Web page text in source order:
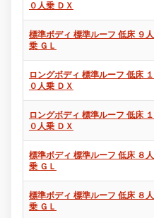
０人乗 ＤＸ
標準ボディ 標準ルーフ 低床 ９人
乗 ＧＬ
ロングボディ 標準ルーフ 低床 １
０人乗 ＤＸ
ロングボディ 標準ルーフ 低床 １
０人乗 ＤＸ
標準ボディ 標準ルーフ 低床 ８人
乗 ＧＬ
標準ボディ 標準ルーフ 低床 ８人
乗 ＧＬ